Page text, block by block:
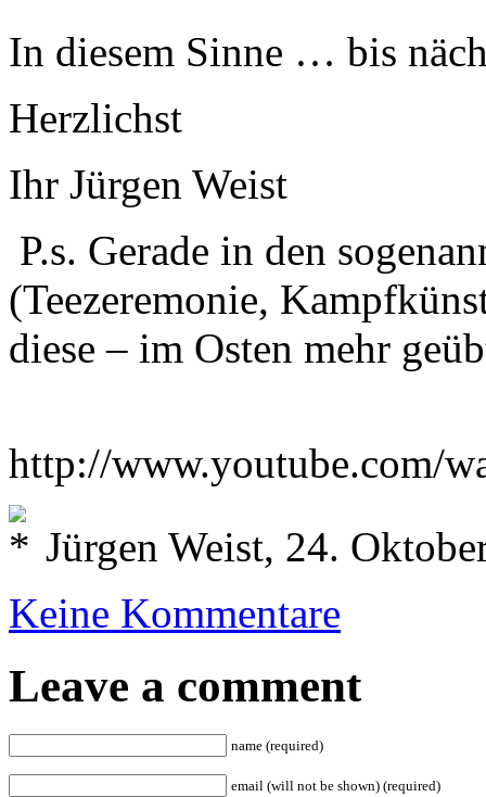
In diesem Sinne … bis
Herzlichst
Ihr Jürgen Weist
P.s. Gerade in den
(Teezeremonie,
diese – im Osten mehr
http://www.youtube.com/
Jürgen Weist, 24.
Keine Kommentare
Leave a comment
name (required)
email (will not be shown) (required)